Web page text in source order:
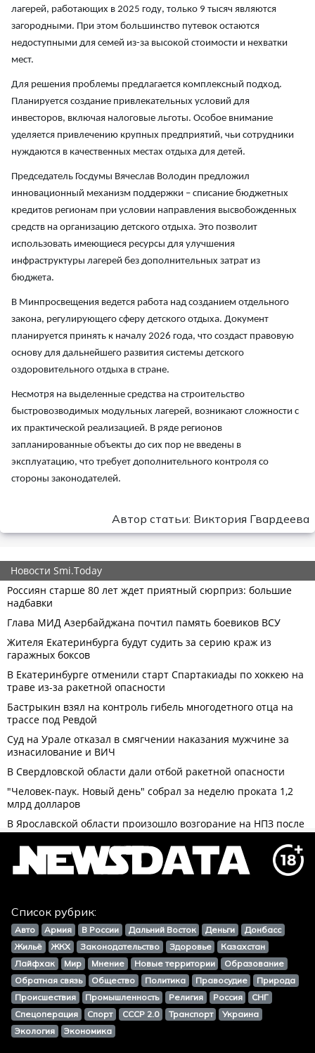
лагерей, работающих в 2025 году, только 9 тысяч являются
загородными. При этом большинство путевок остаются
недоступными для семей из-за высокой стоимости и нехватки
мест.
Для решения проблемы предлагается комплексный подход.
Планируется создание привлекательных условий для
инвесторов, включая налоговые льготы. Особое внимание
уделяется привлечению крупных предприятий, чьи сотрудники
нуждаются в качественных местах отдыха для детей.
Председатель Госдумы Вячеслав Володин предложил
инновационный механизм поддержки – списание бюджетных
кредитов регионам при условии направления высвобожденных
средств на организацию детского отдыха. Это позволит
использовать имеющиеся ресурсы для улучшения
инфраструктуры лагерей без дополнительных затрат из
бюджета.
В Минпросвещения ведется работа над созданием отдельного
закона, регулирующего сферу детского отдыха. Документ
планируется принять к началу 2026 года, что создаст правовую
основу для дальнейшего развития системы детского
оздоровительного отдыха в стране.
Несмотря на выделенные средства на строительство
быстровозводимых модульных лагерей, возникают сложности с
их практической реализацией. В ряде регионов
запланированные объекты до сих пор не введены в
эксплуатацию, что требует дополнительного контроля со
стороны законодателей.
Автор статьи: Виктория Гвардеева
Список рубрик:
Авто Армия В России Дальний Восток Деньги
Донбасс
Жильё
ЖКХ Законодательство Здоровье
Казахстан
Лайфхак
Мир Мнение Новые территории
Образование
Обратная связь
Общество Политика Правосудие
Природа
Происшествия
Промышленность Религия Россия
СНГ
Спецоперация
Спорт СССР 2.0 Транспорт
Украина
Экология
Экономика